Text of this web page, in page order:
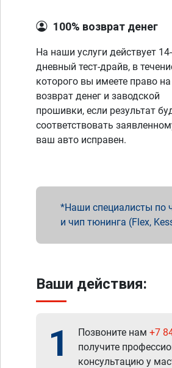
100% возврат денег
На наши услуги действует
дневный тест-драйв, в
которого вы имеете право на
возврат денег и заводской
прошивки, если результат
соответствовать
ваш авто исправен.
Наши специалисты по
и чип тюнинга (Flex,
Ваши действия:
1 Позвоните нам +7
получите
консультацию у